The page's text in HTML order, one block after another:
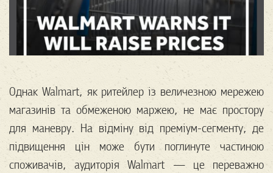
Однак Walmart, як ритейлер із величезною мережею
магазинів та обмеженою маржею, не має простору
для маневру. На відміну від преміум-сегменту, де
підвищення цін може бути поглинуте частиною
споживачів, аудиторія Walmart — це переважно